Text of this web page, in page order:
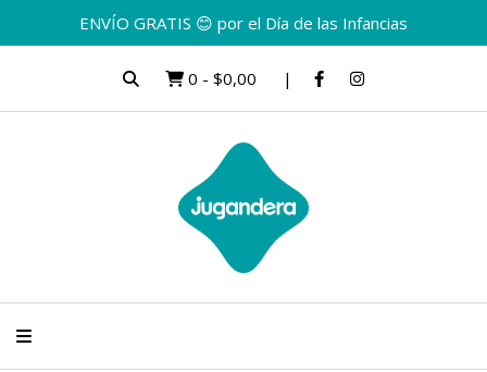
ENVÍO GRATIS 😊 por el Día de las Infancias
0 - $0,00